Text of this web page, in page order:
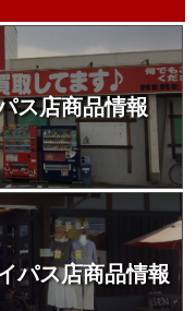
ス店商品情報
パス店商品情報